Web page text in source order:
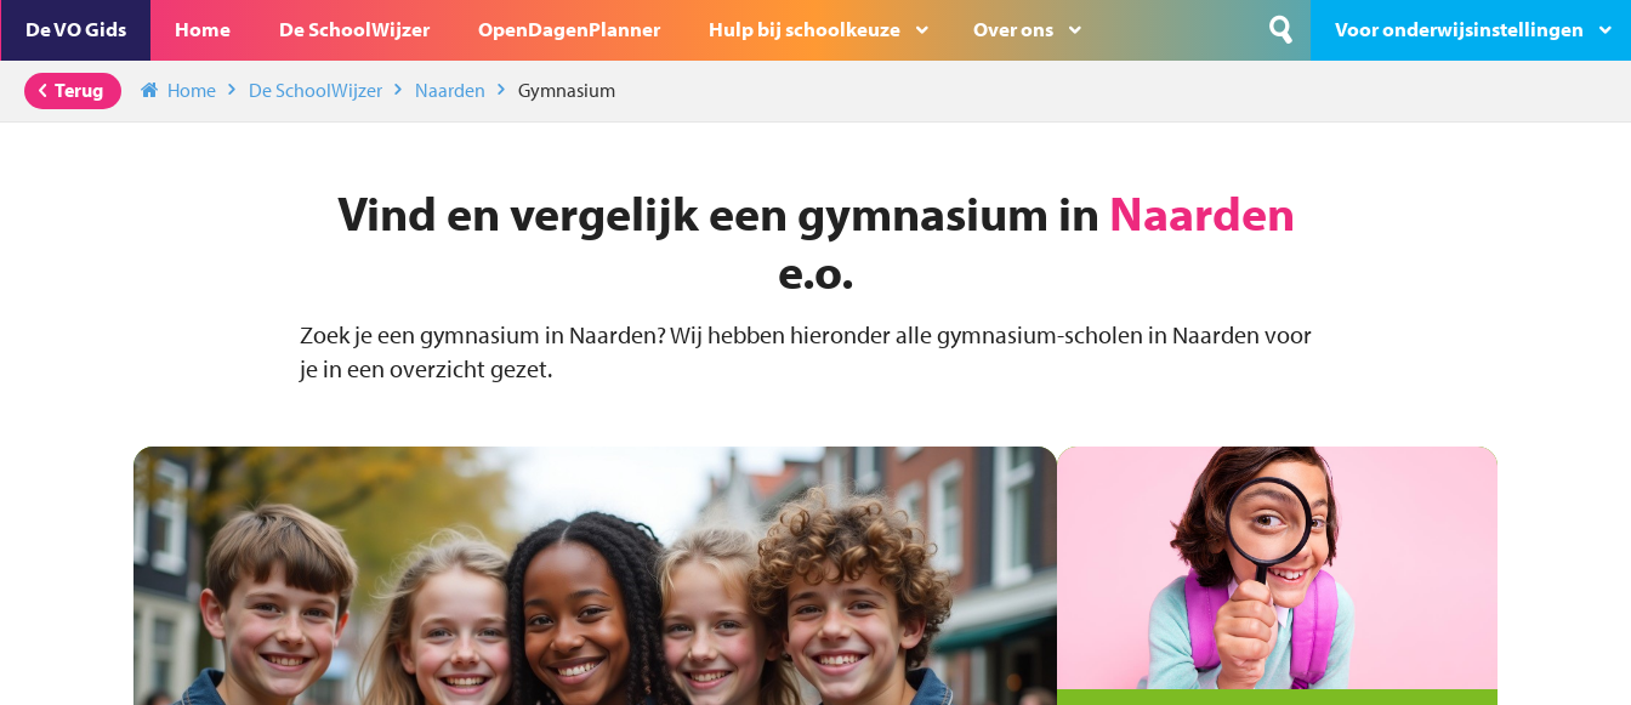
De VO Gids Home De SchoolWijzer OpenDagenPlanner Hulp bij schoolkeuze Over ons Voor onderwijsinstellingen
Terug Home De SchoolWijzer Naarden Gymnasium
Vind en vergelijk een gymnasium in Naarden
e.o.
Zoek je een gymnasium in Naarden? Wij hebben hieronder alle gymnasium-scholen in Naarden voor
je in een overzicht gezet.